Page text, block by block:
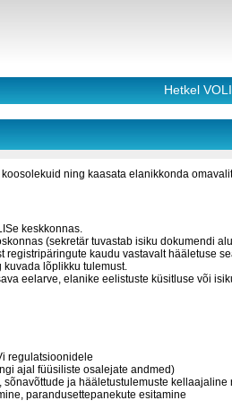
Hetkel
ning kaasata elanikkonda
keskkonnas.
(sekretär tuvastab isiku dokumendi
registripäringute kaudu vastavalt hääletuse
lõplikku tulemust.
eelarve, elanike eelistuste küsitluse või
regulatsioonidele
ajal füüsiliste osalejate andmed)
ja hääletustulemuste kellaajaline
parandusettepanekute esitamine